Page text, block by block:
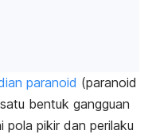
paranoid (paranoid
bentuk gangguan
pola pikir dan perilaku